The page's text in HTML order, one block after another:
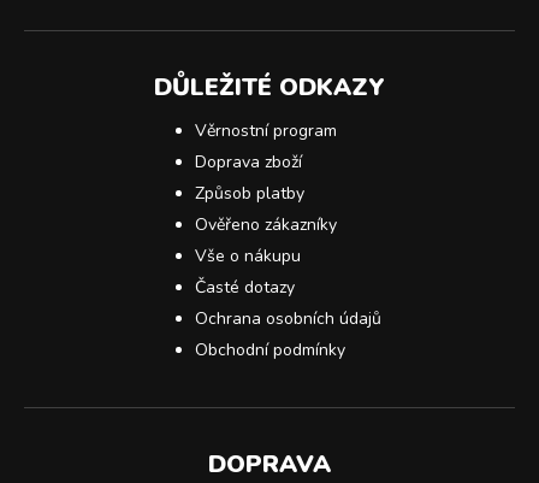
DŮLEŽITÉ ODKAZY
Věrnostní program
Doprava zboží
Způsob platby
Ověřeno zákazníky
Vše o nákupu
Časté dotazy
Ochrana osobních údajů
Obchodní podmínky
DOPRAVA